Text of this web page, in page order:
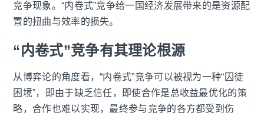
竞争现象。“内卷式”竞争给一国经济发展带来的是资源配
置的扭曲与效率的损失。
“内卷式”竞争有其理论根源
从博弈论的角度看，“内卷式”竞争可以被视为一种“囚徒
困境”，即由于缺乏信任，即使合作是总收益最优化的策
略，合作也难以实现，最终参与竞争的各方都受到伤